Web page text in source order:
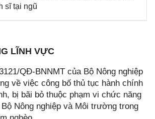
sĩ tại ngũ
LĨNH VỰC
QĐ-BNNMT của Bộ Nông nghiệp
về việc công bố thủ tục hành chính
bị bãi bỏ thuộc phạm vi chức năng
Nông nghiệp và Môi trường trong